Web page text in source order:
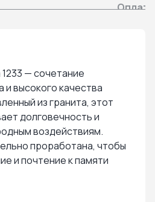
Оплата
— сочетание
и высокого качества
из гранита, этот
долговечность и
воздействиям.
проработана, чтобы
и почтение к памяти